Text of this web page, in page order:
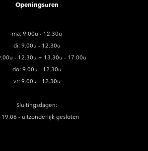
Openingsuren
ma: 9.00u - 12.30u
di: 9.00u - 12.30u
- 12.30u + 13.30u - 17.00u
do: 9.00u - 12.30u
vr: 9.00u - 12.30u
Sluitingsdagen:
19.06 - uitzonderlijk gesloten